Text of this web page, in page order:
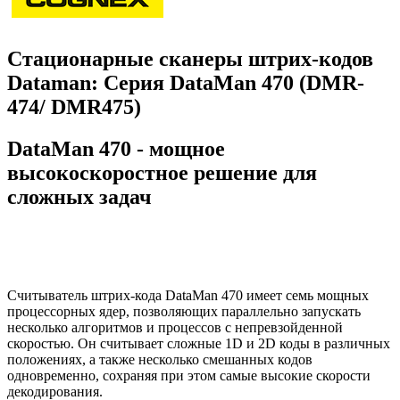
Стационарные сканеры штрих-кодов
Dataman: Серия DataMan 470 (DMR-
474/ DMR475)
DataMan 470 - мощное
высокоскоростное решение для
сложных задач
Считыватель штрих-кода DataMan 470 имеет семь мощных
процессорных ядер, позволяющих параллельно запускать
несколько алгоритмов и процессов с непревзойденной
скоростью. Он считывает сложные 1D и 2D коды в различных
положениях, а также несколько смешанных кодов
одновременно, сохраняя при этом самые высокие скорости
декодирования.